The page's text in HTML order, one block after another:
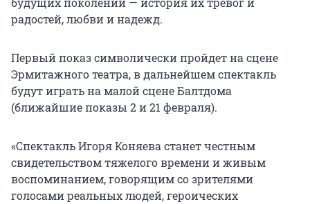
радостей, любви и надежд.
Первый показ символически пройдет на сцене
Эрмитажного театра, в дальнейшем спектакль
будут играть на малой сцене Балтдома
(ближайшие показы 2 и 21 февраля).
«Спектакль Игоря Коняева станет честным
свидетельством тяжелого времени и живым
воспоминанием, говорящим со зрителями
голосами реальных людей, героических